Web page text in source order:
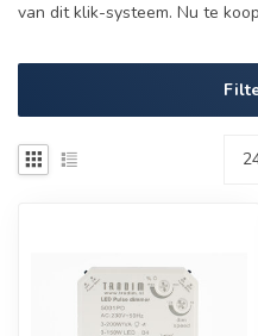
van dit klik-systeem. Nu te